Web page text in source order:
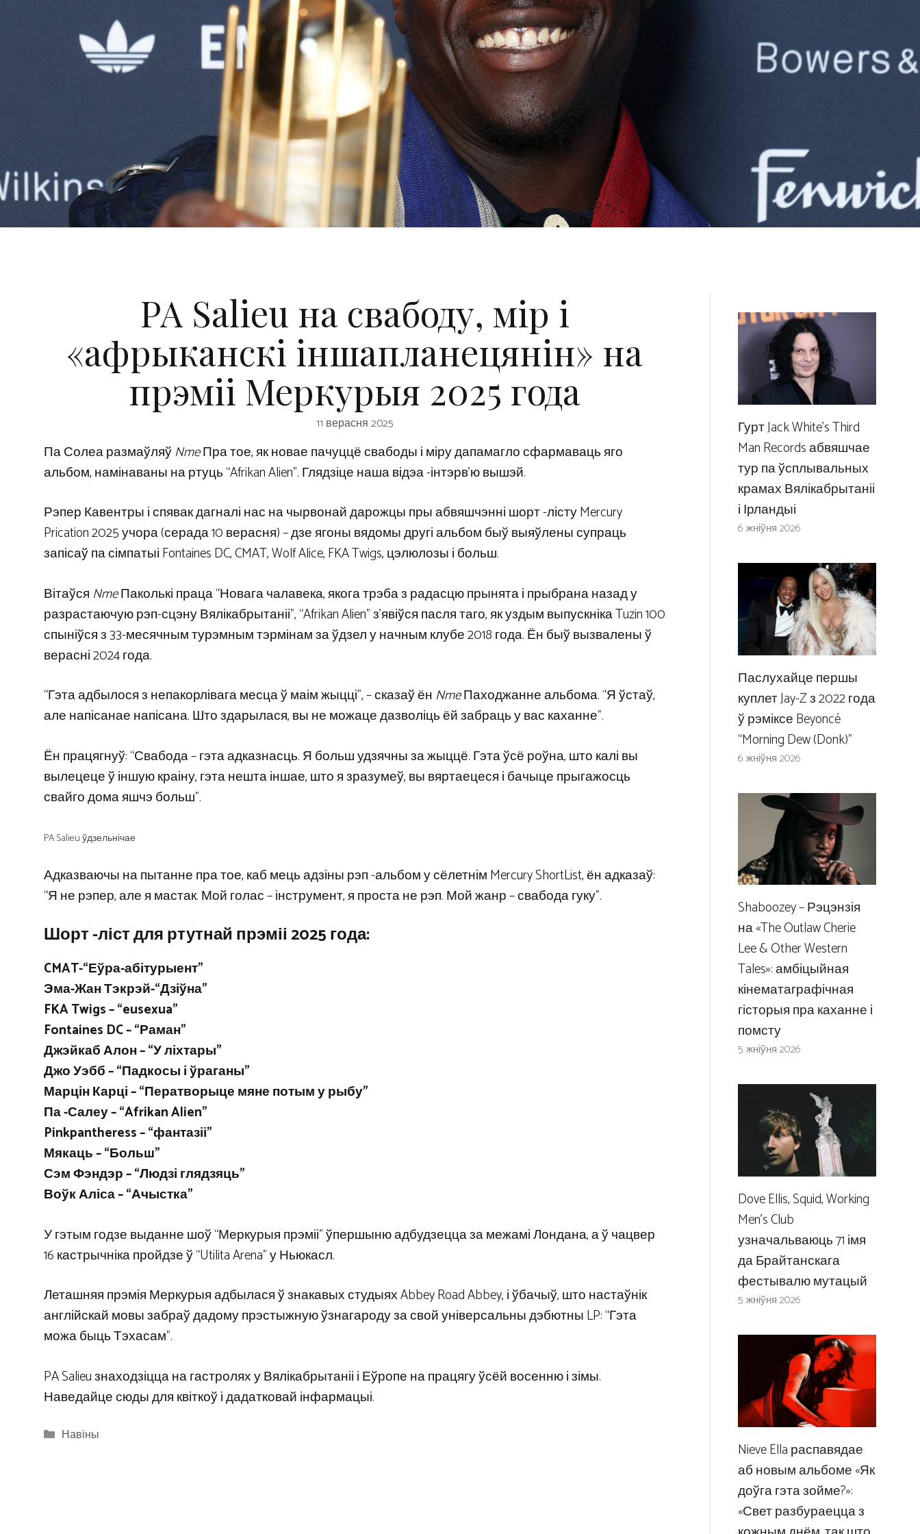
PA Salieu на свабоду, мір і
«афрыканскі іншапланецянін» на
прэміі Меркурыя 2025 года
11 верасня 2025
Па Солеа размаўляўNmeПра тое, як новае пачуццё свабоды і міру дапамагло сфармаваць яго
альбом, намінаваны на ртуць “Afrikan Alien”. Глядзіце наша відэа -інтэрв’ю вышэй.
Рэпер Кавентры і спявак дагналі нас на чырвонай дарожцы пры абвяшчэнні шорт -лісту Mercury
Prication 2025 учора (серада 10 верасня) – дзе ягоны вядомы другі альбом быў выяўлены супраць
запісаў па сімпатыі Fontaines DC, CMAT, Wolf Alice, FKA Twigs, цэлюлозы і больш.
Вітаўся NmeПаколькі праца “Новага чалавека, якога трэба з радасцю прынята і прыбрана назад у
разрастаючую рэп-сцэну Вялікабрытаніі”, “Afrikan Alien” з’явіўся пасля таго, як уздым выпускніка Tuzin 100
спыніўся з 33-месячным турэмным тэрмінам за ўдзел у начным клубе 2018 года. Ён быў вызвалены ў
верасні 2024 года.
“Гэта адбылося з непакорлівага месца ў маім жыцці”, – сказаў ён NmeПаходжанне альбома. “Я ўстаў,
але напісанае напісана. Што здарылася, вы не можаце дазволіць ёй забраць у вас каханне”.
Ён працягнуў: “Свабода – гэта адказнасць. Я больш удзячны за жыццё. Гэта ўсё роўна, што калі вы
вылецеце ў іншую краіну, гэта нешта іншае, што я зразумеў, вы вяртаецеся і бачыце прыгажосць
свайго дома яшчэ больш”.
PA Salieu ўдзельнічае
Адказваючы на ​​пытанне пра тое, каб мець адзіны рэп -альбом у сёлетнім Mercury ShortList, ён адказаў:
“Я не рэпер, але я мастак. Мой голас – інструмент, я проста не рэп. Мой жанр – свабода гуку”.
Шорт -ліст для ртутнай прэміі 2025 года:
CMAT-“Еўра-абітурыент”
Эма-Жан Тэкрэй-“Дзіўна”
FKA Twigs – “eusexua”
Fontaines DC – “Раман”
Джэйкаб Алон – “У ліхтары”
Джо Уэбб – “Падкосы і ўраганы”
Марцін Карці – “Ператворыце мяне потым у рыбу”
Па -Салеу – “Afrikan Alien”
Pinkpantheress – “фантазіі”
Мякаць – “Больш”
Сэм Фэндэр – “Людзі глядзяць”
Воўк Аліса – “Ачыстка”
У гэтым годзе выданне шоў “Меркурыя прэміі” ўпершыню адбудзецца за межамі Лондана, а ў чацвер
16 кастрычніка пройдзе ў “Utilita Arena” у Ньюкасл.
Леташняя прэмія Меркурыя адбылася ў знакавых студыях Abbey Road Abbey, і ўбачыў, што настаўнік
англійскай мовы забраў дадому прэстыжную ўзнагароду за свой універсальны дэбютны LP: “Гэта
можа быць Тэхасам”.
PA Salieu знаходзіцца на гастролях у Вялікабрытаніі і Еўропе на працягу ўсёй восенню і зімы.
Наведайце сюды для квіткоў і дадатковай інфармацыі.
Categories
Навіны
Гурт Jack White’s Third
Man Records абвяшчае
тур па ўсплывальных
крамах Вялікабрытаніі
і Ірландыі
6 жніўня 2026
Паслухайце першы
куплет Jay-Z з 2022 года
ў рэміксе Beyoncé
“Morning Dew (Donk)”
6 жніўня 2026
Shaboozey – Рэцэнзія
на «The Outlaw Cherie
Lee & Other Western
Tales»: амбіцыйная
кінематаграфічная
гісторыя пра каханне і
помсту
5 жніўня 2026
Dove Ellis, Squid, Working
Men’s Club
узначальваюць 71 імя
да Брайтанскага
фестывалю мутацый
5 жніўня 2026
Nieve Ella распавядае
аб новым альбоме «Як
доўга гэта зойме?»:
«Свет разбураецца з